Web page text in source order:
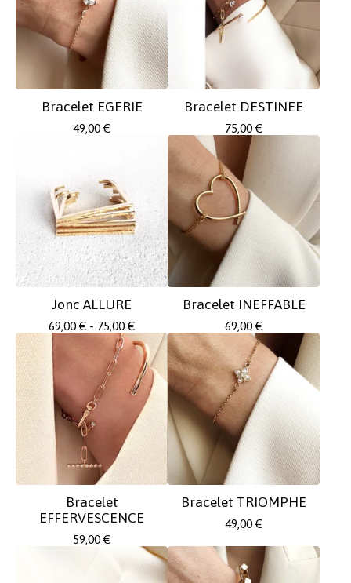
Bracelet EGERIE
49,00 €
Bracelet DESTINEE
75,00 €
Jonc ALLURE
69,00 € - 75,00 €
Bracelet INEFFABLE
69,00 €
Bracelet
EFFERVESCENCE
59,00 €
Bracelet TRIOMPHE
49,00 €